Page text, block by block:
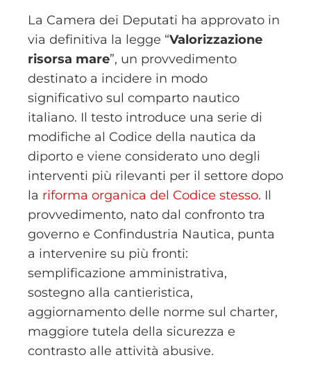
La Camera dei Deputati ha approvato in
via definitiva la legge “Valorizzazione
risorsa mare”, un provvedimento
destinato a incidere in modo
significativo sul comparto nautico
italiano. Il testo introduce una serie di
modifiche al Codice della nautica da
diporto e viene considerato uno degli
interventi più rilevanti per il settore dopo
la riforma organica del Codice stesso. Il
provvedimento, nato dal confronto tra
governo e Confindustria Nautica, punta
a intervenire su più fronti:
semplificazione amministrativa,
sostegno alla cantieristica,
aggiornamento delle norme sul charter,
maggiore tutela della sicurezza e
contrasto alle attività abusive.